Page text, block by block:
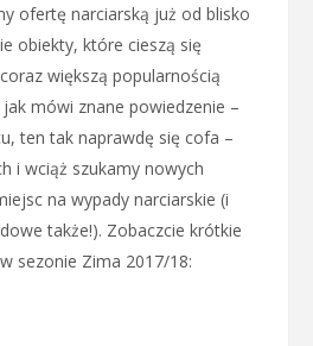
ofertę narciarską już od blisko
obiekty, które cieszą się
większą popularnością
mówi znane powiedzenie –
ten tak naprawdę się cofa –
i wciąż szukamy nowych
na wypady narciarskie (i
także!). Zobaczcie krótkie
sezonie Zima 2017/18: